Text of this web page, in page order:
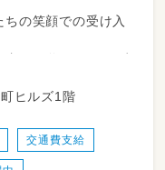
の笑顔での受け入
での遊びや、お散歩
つ交換、着替えの補
える食事介助
安全な睡眠の見守り
ヒルズ1階
交通費支給